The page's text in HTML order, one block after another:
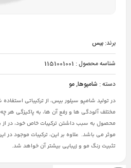
برند: بیس
شناسه محصول : 1151001001
دسته : شامپوها,مو
در تولید شامپو سیلور بیس، از ترکیباتی
مختلف آلودگی ها و رفع آن ها، به پاکیزگی هر
محصول به سبب داشتن ترکیبات خاص خود، در از
موثر می باشد. علاوه بر این، ترکیبات موجود
تثبیت رنگ مو و زیبایی بیشتر آن خواهد شد.